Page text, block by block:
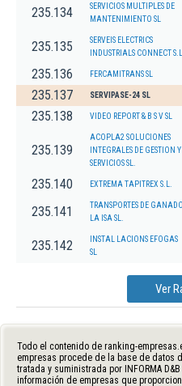
235.134
SERVICIOS MULTIPLES DE
MANTENIMIENTO SL
235.135
SERVEIS ELECTRICS
INDUSTRIALS CONNECT S.L.
235.136 FERCAMITRANS SL
235.137 SERVIPASE-24 SL
235.138 VIDEO REPORT & B S V SL
235.139
ACOPLA2 SOLUCIONES
INTEGRALES DE GESTION Y
SERVICIOS SL.
235.140 EXTREMA TAPITREX S.L.
235.141
TRANSPORTES DE GANADO
LA ISA SL.
235.142
INSTAL LACIONS EFOGAS
SL
Ver
Todo el contenido de ranking-
empresas procede de la base de datos
tratada y suministrada por INFORMA
información de empresas que